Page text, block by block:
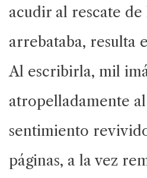
acudir al rescate de
arrebataba, resulta
Al escribirla, mil
atropelladamente
sentimiento
páginas, a la vez